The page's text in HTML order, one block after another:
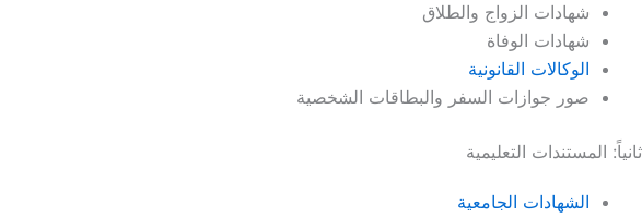
شهادات الزواج والطلاق
شهادات الوفاة
الوكالات القانونية
صور جوازات السفر والبطاقات الشخصية
ثانياً: المستندات التعليمية
الشهادات الجامعية